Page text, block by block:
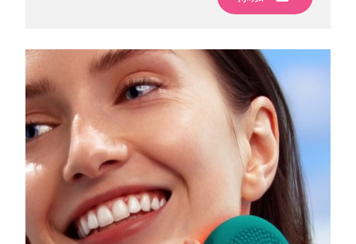
葡萄牙 预计送达日期
波多黎各 预计送达日期2026/8/11
卡塔尔 预计送达日期 2026/8/10
留尼汪 预计送达日期 2026/8/14
罗马尼亚 预计送达日期 2026/8/9